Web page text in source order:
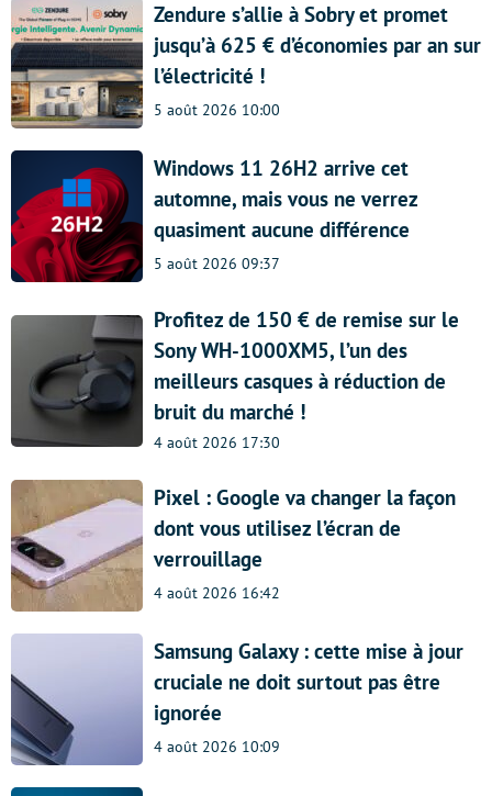
Zendure s’allie à Sobry et promet
jusqu’à 625 € d’économies par an sur
l’électricité !
5 août 2026 10:00
Windows 11 26H2 arrive cet
automne, mais vous ne verrez
quasiment aucune différence
5 août 2026 09:37
Profitez de 150 € de remise sur le
Sony WH-1000XM5, l’un des
meilleurs casques à réduction de
bruit du marché !
4 août 2026 17:30
Pixel : Google va changer la façon
dont vous utilisez l’écran de
verrouillage
4 août 2026 16:42
Samsung Galaxy : cette mise à jour
cruciale ne doit surtout pas être
ignorée
4 août 2026 10:09